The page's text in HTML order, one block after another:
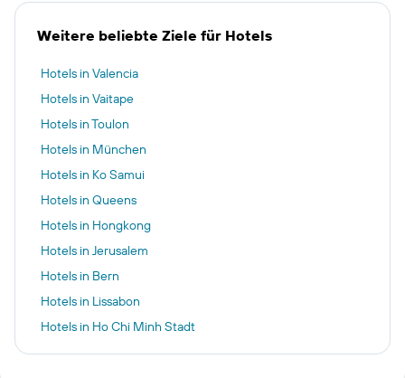
Weitere beliebte Ziele für Hotels
Hotels in Valencia
Hotels in Vaitape
Hotels in Toulon
Hotels in München
Hotels in Ko Samui
Hotels in Queens
Hotels in Hongkong
Hotels in Jerusalem
Hotels in Bern
Hotels in Lissabon
Hotels in Ho Chi Minh Stadt
Hotels in London